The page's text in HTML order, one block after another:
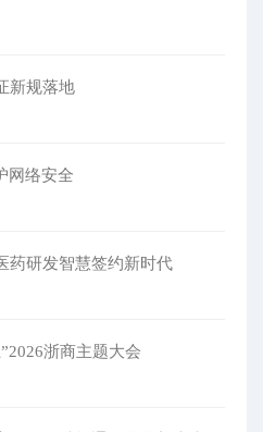
新规落地
网络安全​
药研发智慧签约新时代
浙商主题大会